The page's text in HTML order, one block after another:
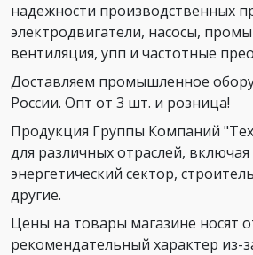
надежности производственных
электродвигатели, насосы,
вентиляция, упп и частотные
Доставляем промышленное
России. Опт от 3 шт. и розница!
Продукция Группы Компаний
для различных отраслей,
энергетический сектор,
другие.
Цены на товары магазине носят
рекомендательный характер из-